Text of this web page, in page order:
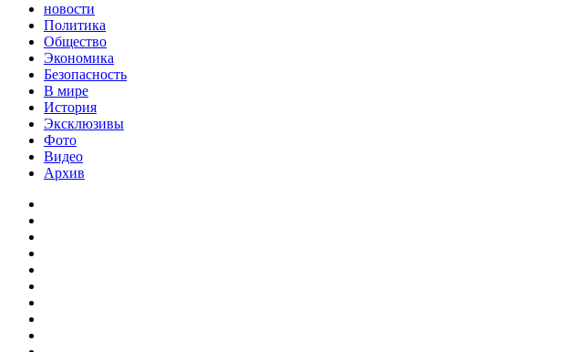
новости
Политика
Общество
Экономика
Безопасность
В мире
История
Эксклюзивы
Фото
Видео
Архив